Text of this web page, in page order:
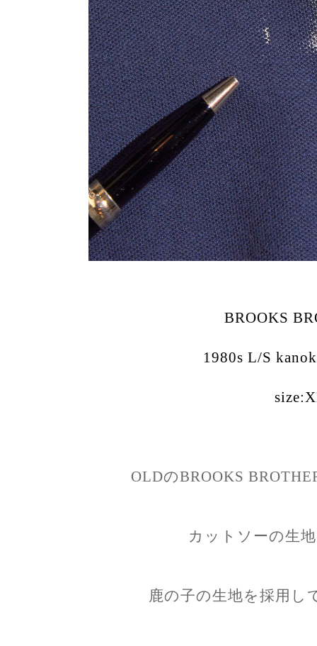
BROOKS
1980s L/S
OLDのBROOKS
カットソーの生
鹿の子の生地を採用し